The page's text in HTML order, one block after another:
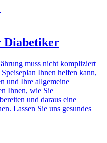
Diabetiker
muss nicht kompliziert
Ihnen helfen kann,
und Ihre allgemeine
Ihnen, wie Sie
und daraus eine
Lassen Sie uns gesundes